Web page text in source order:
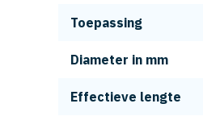
Toepassing
Diameter in mm
Effectieve lengte